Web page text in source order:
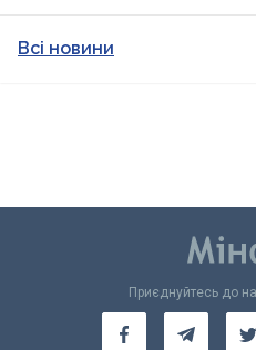
Всі новини
Приєднуйтесь до